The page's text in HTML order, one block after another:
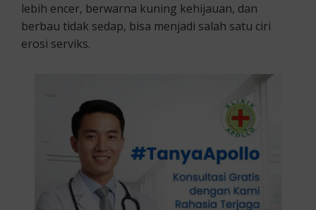
lebih encer, berwarna kuning kehijauan, dan
berbau tidak sedap, bisa menjadi salah satu ciri
erosi serviks.